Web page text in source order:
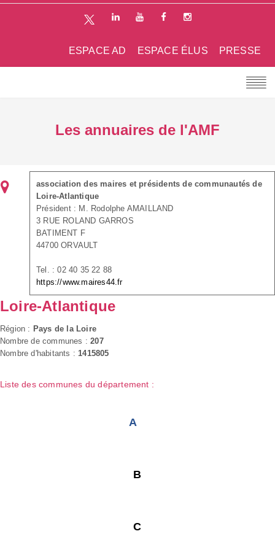
PRESSE
ESPACE ÉLUS
ESPACE AD
Les annuaires de l'AMF
association des maires et présidents de communautés de
Loire-Atlantique
Président : M. Rodolphe AMAILLAND
3 RUE ROLAND GARROS
BATIMENT F
44700 ORVAULT
Tel. : 02 40 35 22 88
https://www.maires44.fr
Loire-Atlantique
Région : Pays de la Loire
Nombre de communes :207
Nombre d'habitants : 1415805
Liste des communes du département :
A
B
C